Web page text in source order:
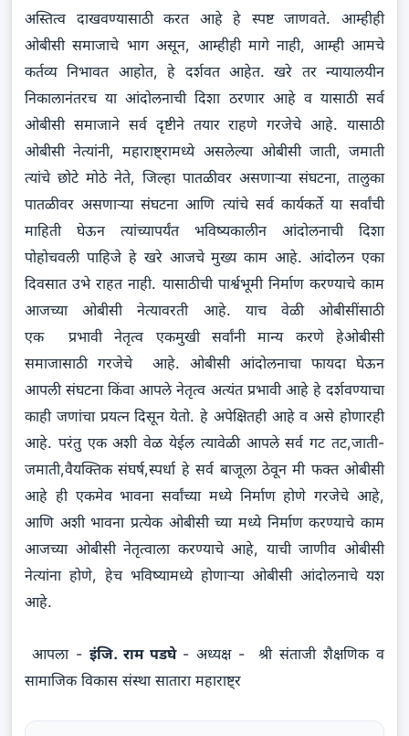
अस्तित्व दाखवण्यासाठी करत आहे हे स्पष्ट जाणवते. आम्हीही
ओबीसी समाजाचे भाग असून, आम्हीही मागे नाही, आम्ही आमचे
कर्तव्य निभावत आहोत, हे दर्शवत आहेत. खरे तर न्यायालयीन
निकालानंतरच या आंदोलनाची दिशा ठरणार आहे व यासाठी सर्व
ओबीसी समाजाने सर्व दृष्टीने तयार राहणे गरजेचे आहे. यासाठी
ओबीसी नेत्यांनी, महाराष्ट्रामध्ये असलेल्या ओबीसी जाती, जमाती
त्यांचे छोटे मोठे नेते, जिल्हा पातळीवर असणाऱ्या संघटना, तालुका
पातळीवर असणाऱ्या संघटना आणि त्यांचे सर्व कार्यकर्ते या सर्वांची
माहिती घेऊन त्यांच्यापर्यंत भविष्यकालीन आंदोलनाची दिशा
पोहोचवली पाहिजे हे खरे आजचे मुख्य काम आहे. आंदोलन एका
दिवसात उभे राहत नाही. यासाठीची पार्श्वभूमी निर्माण करण्याचे काम
आजच्या ओबीसी नेत्यावरती आहे. याच वेळी ओबीसींसाठी
एक प्रभावी नेतृत्व एकमुखी सर्वांनी मान्य करणे हेओबीसी
समाजासाठी गरजेचे आहे. ओबीसी आंदोलनाचा फायदा घेऊन
आपली संघटना किंवा आपले नेतृत्व अत्यंत प्रभावी आहे हे दर्शवण्याचा
काही जणांचा प्रयत्न दिसून येतो. हे अपेक्षितही आहे व असे होणारही
आहे. परंतु एक अशी वेळ येईल त्यावेळी आपले सर्व गट तट,जाती-
जमाती,वैयक्तिक संघर्ष,स्पर्धा हे सर्व बाजूला ठेवून मी फक्त ओबीसी
आहे ही एकमेव भावना सर्वांच्या मध्ये निर्माण होणे गरजेचे आहे,
आणि अशी भावना प्रत्येक ओबीसी च्या मध्ये निर्माण करण्याचे काम
आजच्या ओबीसी नेतृत्वाला करण्याचे आहे, याची जाणीव ओबीसी
नेत्यांना होणे, हेच भविष्यामध्ये होणाऱ्या ओबीसी आंदोलनाचे यश
आहे.
आपला - इंजि. राम पडघे - अध्यक्ष - श्री संताजी शैक्षणिक व
सामाजिक विकास संस्था सातारा महाराष्ट्र